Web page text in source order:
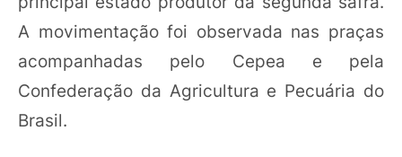
A movimentação foi observada nas praças
acompanhadas pelo Cepea e pela
Confederação da Agricultura e Pecuária do
Brasil.